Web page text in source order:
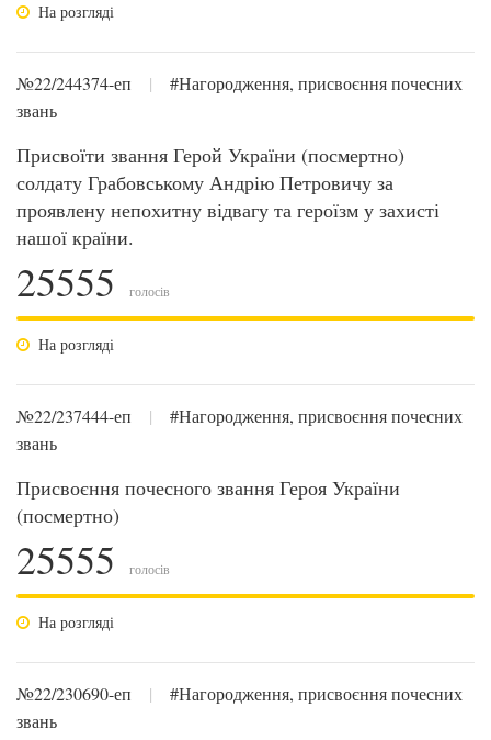
На розгляді
№22/244374-еп |
#Нагородження, присвоєння почесних
звань
Присвоїти звання Герой України (посмертно)
солдату Грабовському Андрію Петровичу за
проявлену непохитну відвагу та героїзм у захисті
нашої країни.
25555 голосів
На розгляді
№22/237444-еп |
#Нагородження, присвоєння почесних
звань
Присвоєння почесного звання Героя України
(посмертно)
25555 голосів
На розгляді
№22/230690-еп |
#Нагородження, присвоєння почесних
звань